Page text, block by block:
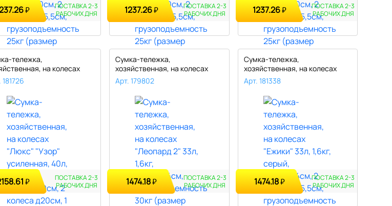
₽
ПОСТАВКА 2-3
РАБОЧИХ ДНЯ
1237.26₽
ПОСТАВКА 2-3
РАБОЧИХ ДНЯ
1237.26₽
ПОСТАВКА 2-3
РАБОЧИХ ДНЯ
тележка,
на колесах
"Узор" ..
₽
ПОСТАВКА 2-3
РАБОЧИХ ДНЯ
Сумка-тележка,
хозяйственная, на колесах
"Леопард 2" 33..
Арт. 179802
1474.18₽
ПОСТАВКА 2-3
РАБОЧИХ ДНЯ
Сумка-тележка,
хозяйственная, на колесах
"Ежики" 33л, 1..
Арт. 181338
1474.18₽
ПОСТАВКА 2-3
РАБОЧИХ ДНЯ